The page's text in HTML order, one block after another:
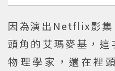
因為演出Netflix影集
頭角的艾瑪麥基，
物理學家，還在裡